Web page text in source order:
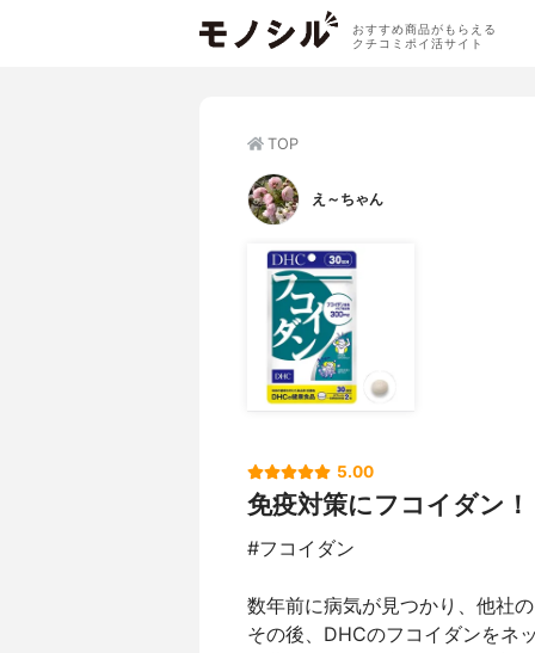
おすすめ商品がもらえる
クチコミポイ活サイト
TOP
え～ちゃん
5.00
免疫対策にフコイダン！
#フコイダン
数年前に病気が見つかり、他社
その後、DHCのフコイダンをネ